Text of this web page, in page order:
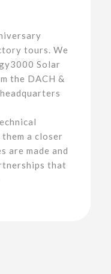
tours. We
Solar
the DACH &
a closer
are made and
that